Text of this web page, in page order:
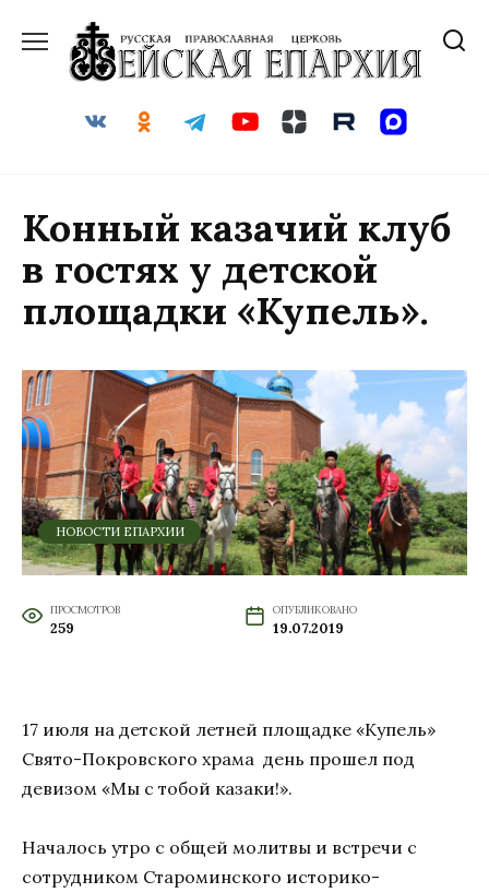
содержанию
Конный казачий клуб
в гостях у детской
площадки «Купель».
НОВОСТИ ЕПАРХИИ
ПРОСМОТРОВ
259
ОПУБЛИКОВАНО
19.07.2019
17 июля на детской летней площадке «Купель»
Свято-Покровского храма день прошел под
девизом «Мы с тобой казаки!».
Началось утро с общей молитвы и встречи с
сотрудником Староминского историко-